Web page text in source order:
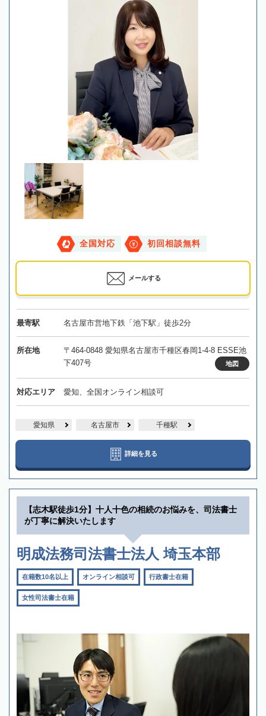
全国対応 初回相談無料
メールする
最寄駅 名古屋市営地下鉄「池下駅」徒歩2分
所在地
〒464-0848 愛知県名古屋市千種区春岡1-4-8 ESSE池
下407号
地図
対応エリア 愛知、全国オンライン相談可
愛知県 名古屋市 千種駅
詳細を見る
【志木駅徒歩1分】十人十色の相続のお悩みを、司法書士
が丁寧に解決いたします
明成法務司法書士法人 埼玉本部
在籍数10名以上 オンライン相談可 行政書士在籍
女性司法書士在籍